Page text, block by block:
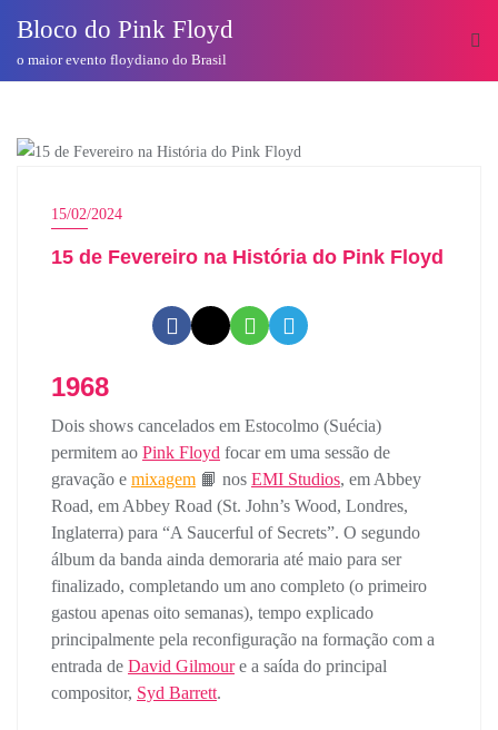
conteúdo
Bloco do Pink Floyd
o maior evento floydiano do Brasil
15/02/2024
15 de Fevereiro na História do Pink Floyd
1968
Dois shows cancelados em Estocolmo (Suécia)
permitem ao Pink Floyd focar em uma sessão de
gravação e mixagem 📙 nos EMI Studios, em Abbey
Road, em Abbey Road (St. John’s Wood, Londres,
Inglaterra) para “A Saucerful of Secrets”. O segundo
álbum da banda ainda demoraria até maio para ser
finalizado, completando um ano completo (o primeiro
gastou apenas oito semanas), tempo explicado
principalmente pela reconfiguração na formação com a
entrada de David Gilmoure a saída do principal
compositor, Syd Barrett.